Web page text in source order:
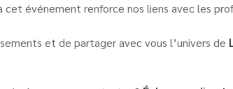
événement renforce nos liens avec les
et de partager avec vous l’univers de